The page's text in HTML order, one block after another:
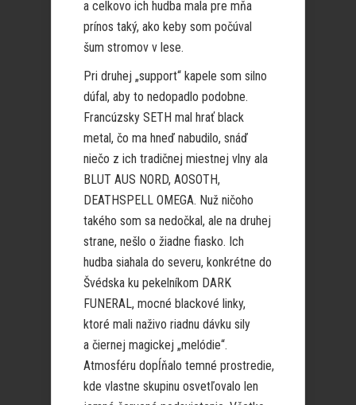
a celkovo ich hudba mala pre mňa
prínos taký, ako keby som počúval
šum stromov v lese.
Pri druhej „support“ kapele som silno
dúfal, aby to nedopadlo podobne.
Francúzsky SETH mal hrať black
metal, čo ma hneď nabudilo, snáď
niečo z ich tradičnej miestnej vlny ala
BLUT AUS NORD, AOSOTH,
DEATHSPELL OMEGA. Nuž ničoho
takého som sa nedočkal, ale na druhej
strane, nešlo o žiadne fiasko. Ich
hudba siahala do severu, konkrétne do
Švédska ku pekelníkom DARK
FUNERAL, mocné blackové linky,
ktoré mali naživo riadnu dávku sily
a čiernej magickej „melódie“.
Atmosféru dopĺňalo temné prostredie,
kde vlastne skupinu osvetľovalo len